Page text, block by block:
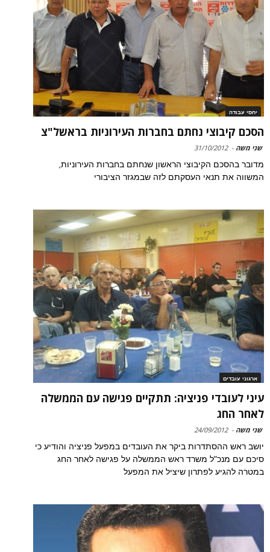
יחסי עבודה
הסכם קיבוצי נחתם בחברות העירוניות בראשל"צ
שני משה -
31/10/2012
מדובר בהסכם הקיבוצי הראשון שנחתם בחברות העירוניות,
המשווה את תנאי העסקתם לזה שבמגזר הציבורי
ארגוני עובדים
עיני לעובדי פניציה: תתקיים פגישה עם הממשלה
לאחר החג
שני משה -
24/09/2012
יושב ראש ההסתדרות ביקר את העובדים במפעל פניציה והודיע כי
סיכם עם מנכ"ל משרד ראש הממשלה על פגישה לאחר החג
במטרה להגיע לפתרון שיציל את המפעל